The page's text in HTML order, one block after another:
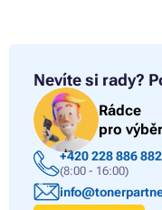
Nevíte si rady?
Rádce
pro výběr
+420 228 886 882
(8:00 - 16:00)